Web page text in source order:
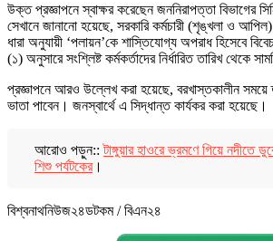
উক্ত প্রজ্ঞাপনে স্বাক্ষর করেছেন জননিরাপত্তা বিভাগের
সেখানে জানানো হয়েছে, সরকারি কর্মচারী (শৃঙ্খলা ও
ধারা অনুযায়ী ‘পলায়ন’কে শাস্তিযোগ্য অপরাধ হিসেবে
(১) অনুসারে সংশ্লিষ্ট কর্মকর্তাদের নির্ধারিত তারিখ থেকে
প্রজ্ঞাপনে আরও উল্লেখ করা হয়েছে, বরখাস্তকালীন সময়ে
ভাতা পাবেন। জনস্বার্থে এ সিদ্ধান্ত কার্যকর করা হয়েছে।
আরোও পড়ুন::টাঙ্গুয়ার হাওরে ভ্রমণে গিয়ে নদীতে
শিশু পর্যটকের।
বিশ্বনাথনিউজ২৪ডটকম / বিএন২৪